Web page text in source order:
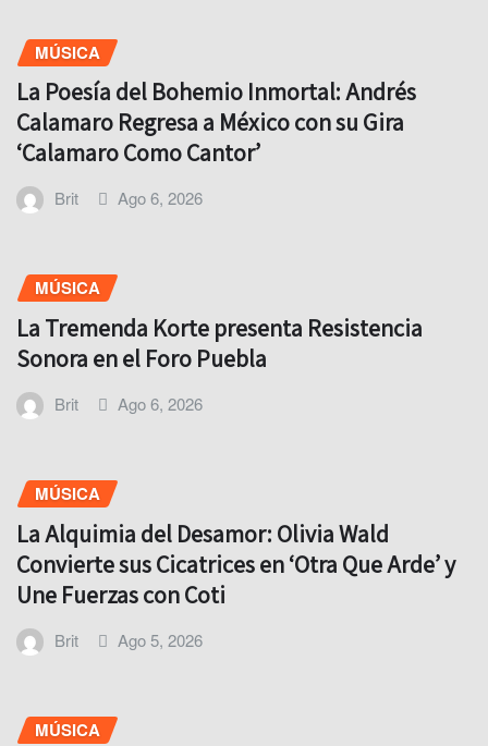
MÚSICA
La Poesía del Bohemio Inmortal: Andrés
Calamaro Regresa a México con su Gira
‘Calamaro Como Cantor’
Brit Ago 6, 2026
MÚSICA
La Tremenda Korte presenta Resistencia
Sonora en el Foro Puebla
Brit Ago 6, 2026
MÚSICA
La Alquimia del Desamor: Olivia Wald
Convierte sus Cicatrices en ‘Otra Que Arde’ y
Une Fuerzas con Coti
Brit Ago 5, 2026
MÚSICA